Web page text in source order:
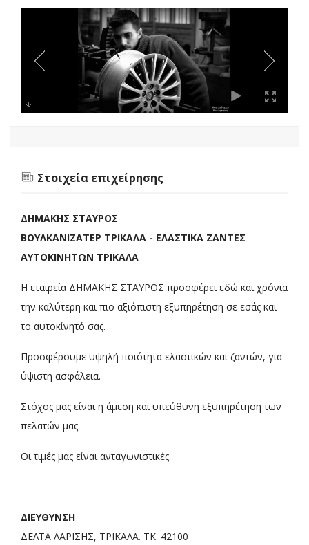
Στοιχεία επιχείρησης
ΔΗΜΑΚΗΣ ΣΤΑΥΡΟΣ
ΒΟΥΛΚΑΝΙΖΑΤΕΡ ΤΡΙΚΑΛΑ - ΕΛΑΣΤΙΚΑ ΖΑΝΤΕΣ
ΑΥΤΟΚΙΝΗΤΩΝ ΤΡΙΚΑΛΑ
Η εταιρεία ΔΗΜΑΚΗΣ ΣΤΑΥΡΟΣ προσφέρει εδώ και χρόνια
την καλύτερη και πιο αξιόπιστη εξυπηρέτηση σε εσάς και
το αυτοκίνητό σας.
Προσφέρουμε υψηλή ποιότητα ελαστικών και ζαντών, για
ύψιστη ασφάλεια.
Στόχος μας είναι η άμεση και υπεύθυνη εξυπηρέτηση των
πελατών μας.
Οι τιμές μας είναι ανταγωνιστικές.
ΔΙΕΥΘΥΝΣΗ
ΔΕΛΤΑ ΛΑΡΙΣΗΣ, ΤΡΙΚΑΛΑ. ΤΚ. 42100